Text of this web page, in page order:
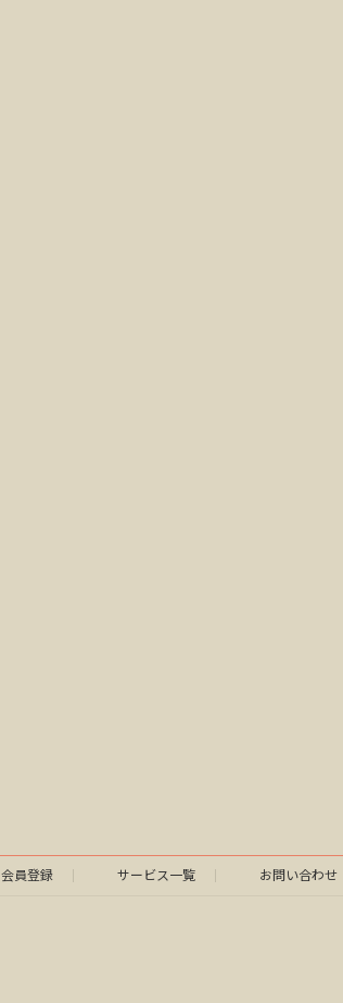
会員登録 サービス一覧 お問い合わせ